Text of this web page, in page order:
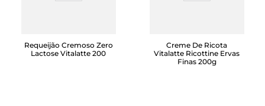
Requeijão Cremoso Zero
Lactose Vitalatte 200
Creme De Ricota
Vitalatte Ricottine Ervas
Finas 200g